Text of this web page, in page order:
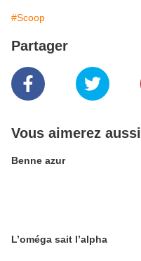
#Scoop
Partager
Vous aimerez aussi
Benne azur
L’oméga sait l’alpha